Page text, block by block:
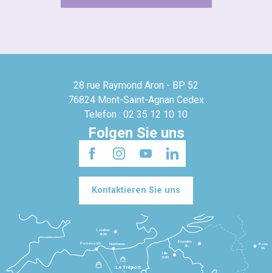
28 rue Raymond Aron - BP 52
76824 Mont-Saint-Agnan Cedex
Telefon : 02 35 12 10 10
Folgen Sie uns
Kontaktieren Sie uns
Le Tréport
Lille
2h30
Bruxelles
3h
Londres
3h30
Newhaven
Portsmouth
Bonn
5h